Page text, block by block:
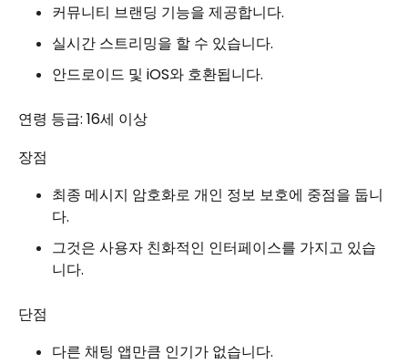
커뮤니티 브랜딩 기능을 제공합니다.
실시간 스트리밍을 할 수 있습니다.
안드로이드 및 iOS와 호환됩니다.
연령 등급: 16세 이상
장점
최종 메시지 암호화로 개인 정보 보호에 중점을 둡니
다.
그것은 사용자 친화적인 인터페이스를 가지고 있습
니다.
단점
다른 채팅 앱만큼 인기가 없습니다.